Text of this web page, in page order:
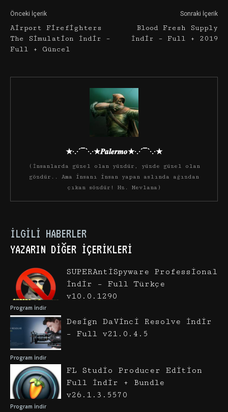
Önceki İçerik
Airport Firefighters
The Simulation İndir –
Full + Güncel
Sonraki İçerik
Blood Fresh Supply
İndir – Full + 2019
★·.·´¯`·.·★𝑷𝒂𝒍𝒆𝒓𝒎𝒐★·.·´¯`·.·★
(İnsanlarda güzel olan yüzdür, yüzde güzel olan
gözdür.. Ama insanı insan yapan aslında ağızdan
çıkan sözdür! Hz. Mevlana)
İLGILI HABERLER
YAZARIN DIĞER İÇERIKLERI
Program İndir
SUPERAntiSpyware Professional
İndir – Full Türkçe
v10.0.1290
Program İndir
Design DaVinci Resolve İndir
– Full v21.0.4.5
Program İndir
FL Studio Producer Edition
Full İndir + Bundle
v26.1.3.5570